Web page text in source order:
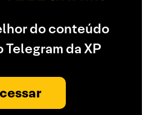
do conteúdo
da XP